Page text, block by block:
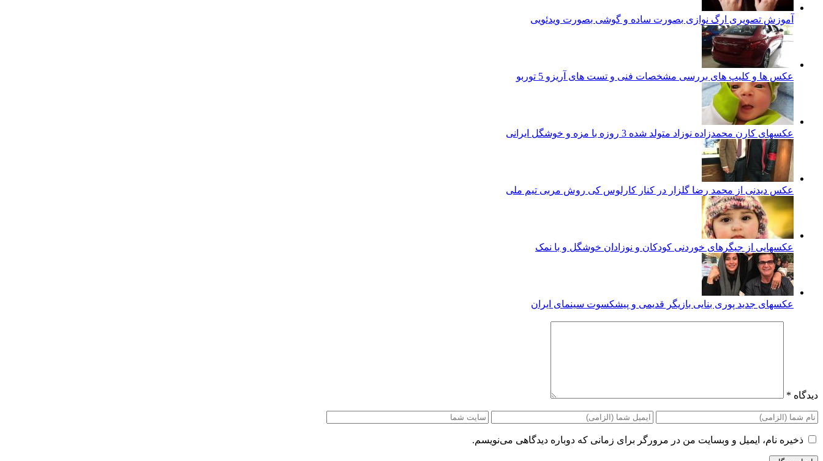
آموزش تصویری ارگ نوازی بصورت ساده و گوشی بصورت ویدئویی
عکس ها و کلیپ های بررسی مشخصات فنی و تست های آریزو 5 توربو
عکسهای کارن محمدزاده نوزاد متولد شده 3 روزه با مزه و خوشگل ایرانی
عکس دیدنی از محمد رضا گلزار در کنار کارلوس کی روش مربی تیم ملی
عکسهایی از جیگرهای خوردنی کودکان و نوزادان خوشگل و با نمک
عکسهای جدید پوری بنایی بازیگر قدیمی و پیشکسوت سینمای ایران
دیدگاه *
ذخیره نام، ایمیل و وبسایت من در مرورگر برای زمانی که دوباره دیدگاهی می‌نویسم.